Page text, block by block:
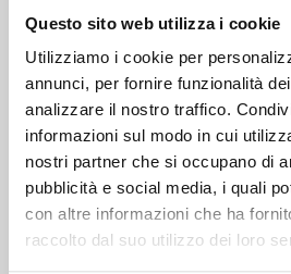
Questo sito web utilizza i cookie
Utilizziamo i cookie per
annunci, per fornire funzionalità
analizzare il nostro traffico.
informazioni sul modo in cui
nostri partner che si occupano di
pubblicità e social media, i quali
con altre informazioni che ha
raccolto dal suo utilizzo dei loro